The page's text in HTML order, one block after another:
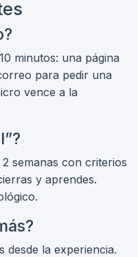
minutos: una página
para pedir una
vence a la
semanas con criterios
y aprendes.
desde la experiencia.